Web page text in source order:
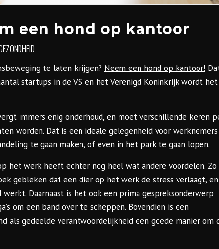
een hond op kantoor
te laten krijgen? Neem een hond op kantoor!
startups in de VS en het Verenigd Koninkrijk wordt het
immers enig onderhoud, en moet verschillende keren
worden. Dat is een ideale gelegenheid voor werknemers
te gaan maken, of even in het park te gaan lopen.
het werk heeft echter nog heel wat andere voordelen. Zo
gebleken dat een dier op het werk de stress verlaagt, en
werkt. Daarnaast is het ook een prima gespreksonderwerp
om een band over te scheppen. Bovendien is een
als gedeelde verantwoordelijkheid een goede manier om